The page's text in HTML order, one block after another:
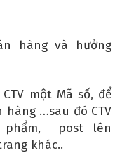
hàng và hưởng
một Mã số, để
…sau đó CTV
phẩm, post lên
khác..